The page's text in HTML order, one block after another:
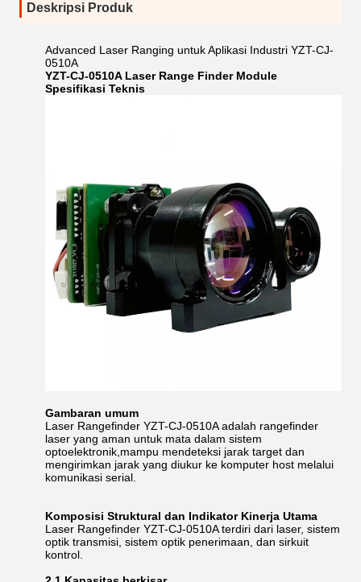
Deskripsi Produk
Advanced Laser Ranging untuk Aplikasi Industri YZT-CJ-
0510A
YZT-CJ-0510A Laser Range Finder Module
Spesifikasi Teknis
Gambaran umum
Laser Rangefinder YZT-CJ-0510A adalah rangefinder
laser yang aman untuk mata dalam sistem
optoelektronik,mampu mendeteksi jarak target dan
mengirimkan jarak yang diukur ke komputer host melalui
komunikasi serial.
Komposisi Struktural dan Indikator Kinerja Utama
Laser Rangefinder YZT-CJ-0510A terdiri dari laser, sistem
optik transmisi, sistem optik penerimaan, dan sirkuit
kontrol.